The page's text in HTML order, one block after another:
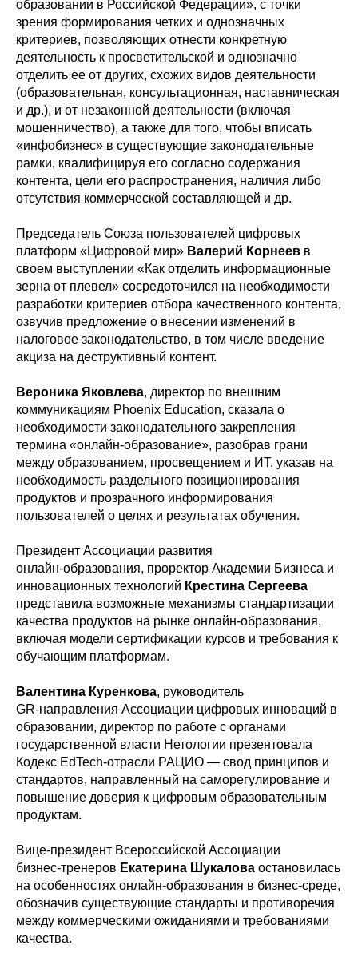
образовании в Российской Федерации», с точки
зрения формирования четких и однозначных
критериев, позволяющих отнести конкретную
деятельность к просветительской и однозначно
отделить ее от других, схожих видов деятельности
(образовательная, консультационная, наставническая
и др.), и от незаконной деятельности (включая
мошенничество), а также для того, чтобы вписать
«инфобизнес» в существующие законодательные
рамки, квалифицируя его согласно содержания
контента, цели его распространения, наличия либо
отсутствия коммерческой составляющей и др.
Председатель Союза пользователей цифровых
платформ «Цифровой мир» Валерий Корнеев в
своем выступлении «Как отделить информационные
зерна от плевел» сосредоточился на необходимости
разработки критериев отбора качественного контента,
озвучив предложение о внесении изменений в
налоговое законодательство, в том числе введение
акциза на деструктивный контент.
Вероника Яковлева, директор по внешним
коммуникациям Phoenix Education, сказала о
необходимости законодательного закрепления
термина «онлайн-образование», разобрав грани
между образованием, просвещением и ИТ, указав на
необходимость раздельного позиционирования
продуктов и прозрачного информирования
пользователей о целях и результатах обучения.
Президент Ассоциации развития
онлайн‑образования, проректор Академии Бизнеса и
инновационных технологий Крестина Сергеева
представила возможные механизмы стандартизации
качества продуктов на рынке онлайн‑образования,
включая модели сертификации курсов и требования к
обучающим платформам.
Валентина Куренкова, руководитель
GR‑направления Ассоциации цифровых инноваций в
образовании, директор по работе с органами
государственной власти Нетологии презентовала
Кодекс EdTech-отрасли РАЦИО — свод принципов и
стандартов, направленный на саморегулирование и
повышение доверия к цифровым образовательным
продуктам.
Вице‑президент Всероссийской Ассоциации
бизнес‑тренеров Екатерина Шукалова остановилась
на особенностях онлайн‑образования в бизнес‑среде,
обозначив существующие стандарты и противоречия
между коммерческими ожиданиями и требованиями
качества.